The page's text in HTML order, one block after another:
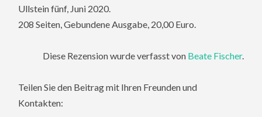
Ullstein fünf, Juni 2020.
208 Seiten, Gebundene Ausgabe, 20,00 Euro.
Diese Rezension wurde verfasst von Beate Fischer.
Teilen Sie den Beitrag mit Ihren Freunden und
Kontakten: